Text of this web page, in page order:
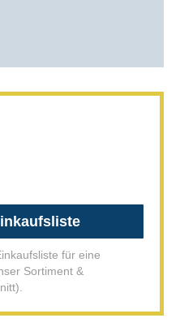
für eine
Sortiment &